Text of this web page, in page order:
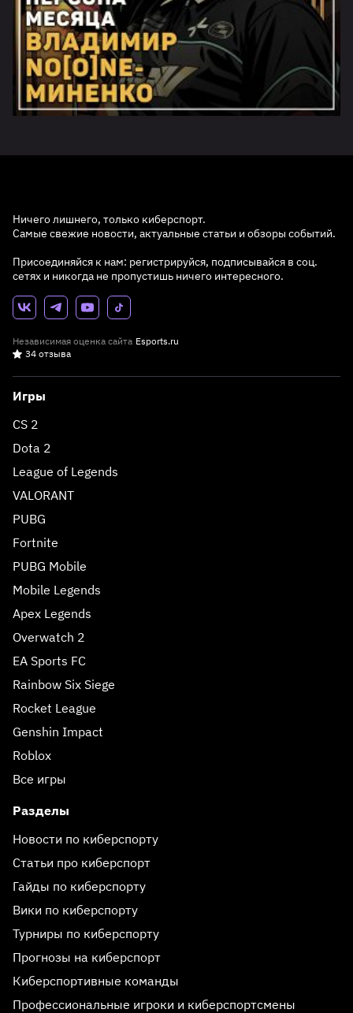
Ничего лишнего, только киберспорт.
Самые свежие новости, актуальные статьи и обзоры событий.
Присоединяйся к нам: регистрируйся, подписывайся в соц.
сетях и никогда не пропустишь ничего интересного.
Независимая оценка сайта Esports.ru
34 отзыва
Игры
CS 2
Dota 2
League of Legends
VALORANT
PUBG
Fortnite
PUBG Mobile
Mobile Legends
Apex Legends
Overwatch 2
EA Sports FC
Rainbow Six Siege
Rocket League
Genshin Impact
Roblox
Все игры
Разделы
Новости по киберспорту
Статьи про киберспорт
Гайды по киберспорту
Вики по киберспорту
Турниры по киберспорту
Прогнозы на киберспорт
Киберспортивные команды
Профессиональные игроки и киберспортсмены